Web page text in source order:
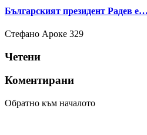
Българският президент Радев е…
Стефано Ароке 329
Четени
Коментирани
Обратно към началото